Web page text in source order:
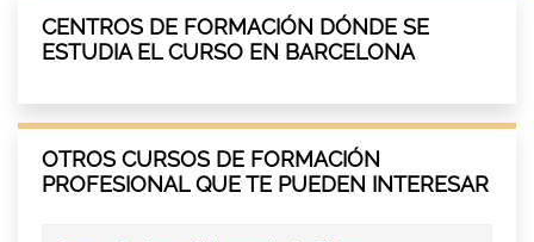
CENTROS DE FORMACIÓN DÓNDE SE
ESTUDIA EL CURSO EN BARCELONA
OTROS CURSOS DE FORMACIÓN
PROFESIONAL QUE TE PUEDEN INTERESAR